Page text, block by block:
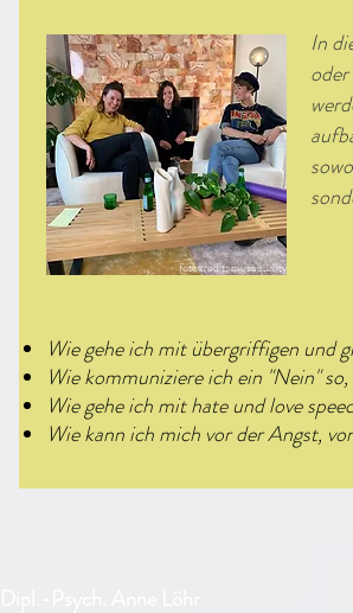
fotocredit: musequality
In
Wie gehe ich mit übergriffigen und
Wie kommuniziere ich ein "Nein"
Wie gehe ich mit hate und love
Wie kann ich mich vor der Angst,